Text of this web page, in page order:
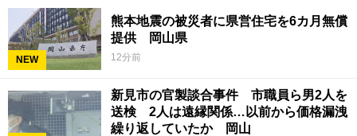
NEW
熊本地震の被災者に県営住宅を6カ月無償
提供 岡山県
12分前
新見市の官製談合事件 市職員ら男2人を
送検 2人は遠縁関係…以前から価格漏洩
繰り返していたか 岡山